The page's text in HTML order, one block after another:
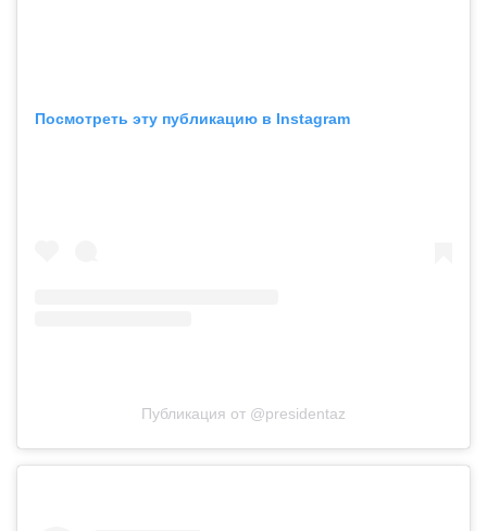
Посмотреть эту публикацию в Instagram
Публикация от @presidentaz